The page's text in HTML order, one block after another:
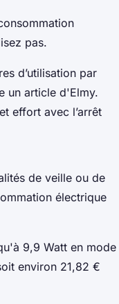
pas.
d’utilisation par
un article d'Elmy.
effort avec l’arrêt
de veille ou de
électrique
9,9 Watt en mode
environ 21,82 €